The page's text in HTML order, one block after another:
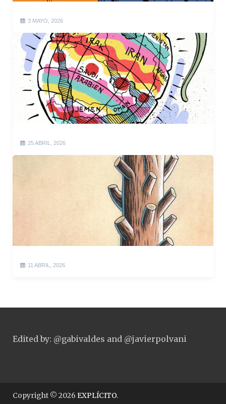
3 MAYO, 2026
25 ABRIL, 2026
11 ABRIL, 2026
Edited by: @gabivaldes and @javierpolvani
Copyright © 2026 EXPLÍCITO.